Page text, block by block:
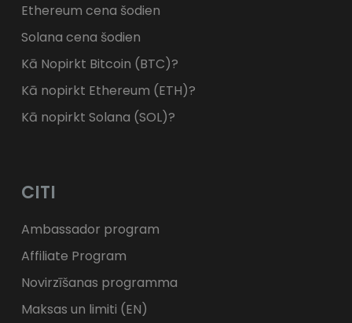
Ethereum cena šodien
Solana cena šodien
Kā Nopirkt Bitcoin (BTC)?
Kā nopirkt Ethereum (ETH)?
Kā nopirkt Solana (SOL)?
CITI
Ambassador program
Affiliate Program
Novirzīšanas programma
Maksas un limiti (EN)